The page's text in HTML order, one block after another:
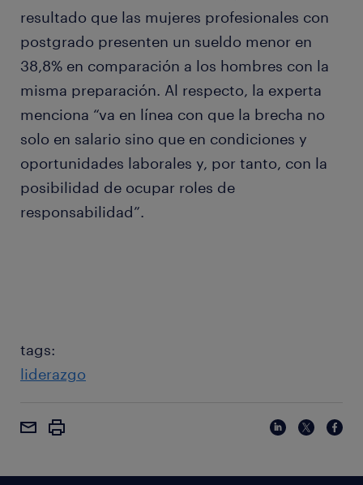
resultado que las mujeres profesionales con
postgrado presenten un sueldo menor en
38,8% en comparación a los hombres con la
misma preparación. Al respecto, la experta
menciona “va en línea con que la brecha no
solo en salario sino que en condiciones y
oportunidades laborales y, por tanto, con la
posibilidad de ocupar roles de
responsabilidad”.
tags:
liderazgo